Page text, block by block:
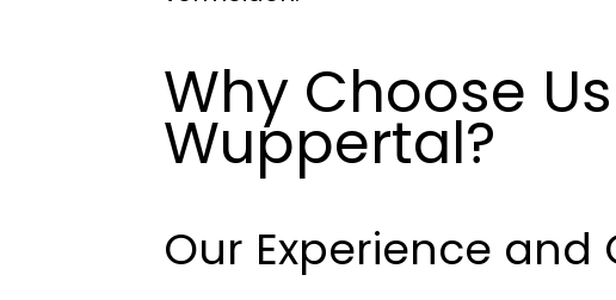
Why Choose
Wuppertal?
Our Experience and